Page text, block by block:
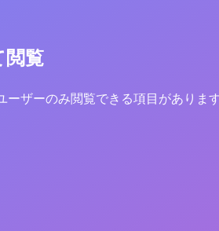
閲覧
ーザーのみ閲覧できる項目がありま